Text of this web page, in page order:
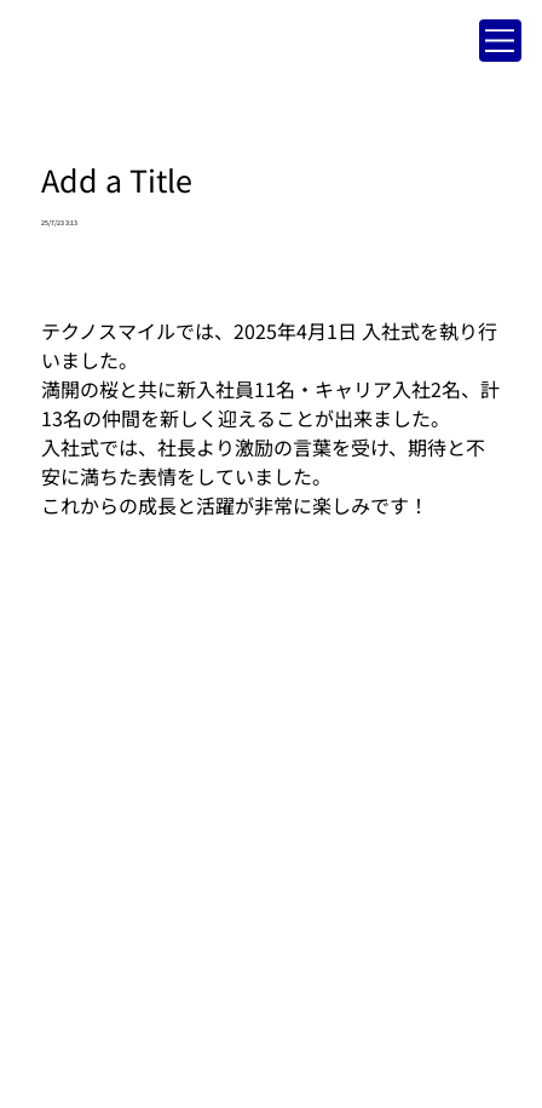
Add a Title
25/7/23 3:13
テクノスマイルでは、2025年4月1日 入社式を執り行
いました。
満開の桜と共に新入社員11名・キャリア入社2名、計
13名の仲間を新しく迎えることが出来ました。
入社式では、社長より激励の言葉を受け、期待と不
安に満ちた表情をしていました。
これからの成長と活躍が非常に楽しみです！